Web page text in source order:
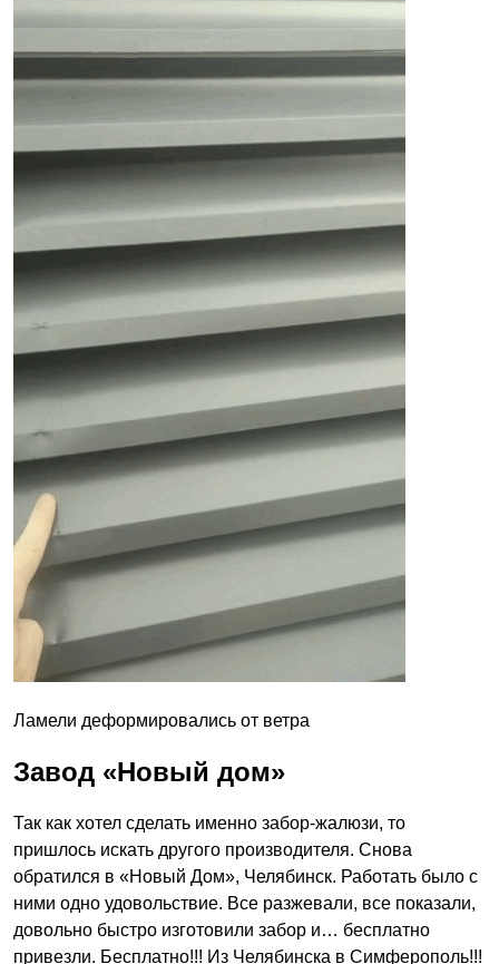
Ламели деформировались от ветра
Завод «Новый дом»
Так как хотел сделать именно забор-жалюзи, то
пришлось искать другого производителя. Снова
обратился в «Новый Дом», Челябинск. Работать было с
ними одно удовольствие. Все разжевали, все показали,
довольно быстро изготовили забор и… бесплатно
привезли. Бесплатно!!! Из Челябинска в Симферополь!!!